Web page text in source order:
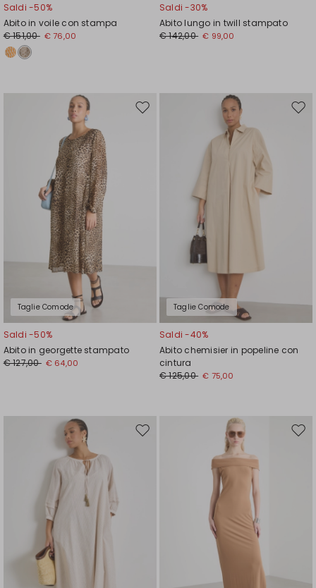
Saldi -50%
Abito in voile con stampa
€ 151,00 € 76,00
Saldi -30%
Abito lungo in twill stampato
€ 142,00 € 99,00
Taglie Comode
Sposta
Saldi -50%
Abito in georgette stampato
€ 127,00 € 64,00
Taglie Comode
Saldi -40%
Abito chemisier in popeline con
cintura
€ 125,00 € 75,00
Sposta